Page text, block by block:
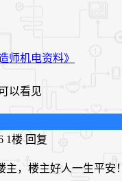
以看见
1楼 回复
，楼主好人一生平安！